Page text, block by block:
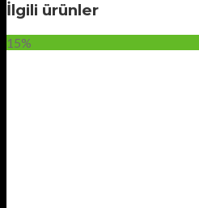
İlgili ürünler
15%